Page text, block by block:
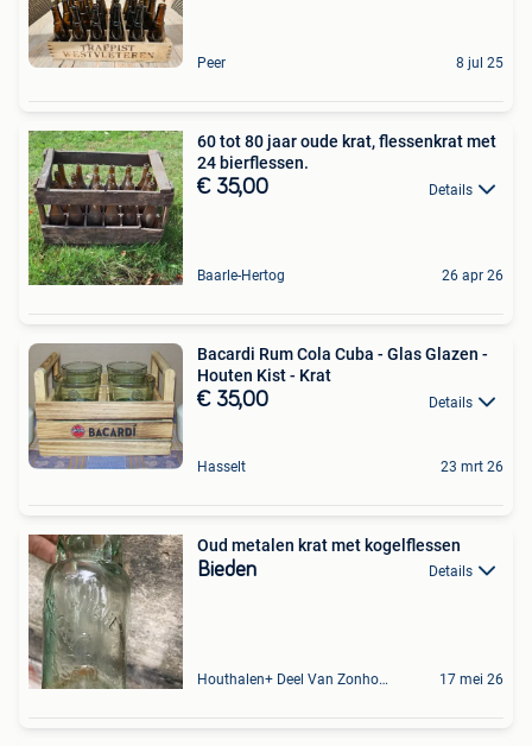
Peer 8 jul 25
60 tot 80 jaar oude krat, flessenkrat met
24 bierflessen.
€ 35,00 Details
Baarle-Hertog 26 apr 26
Bacardi Rum Cola Cuba - Glas Glazen -
Houten Kist - Krat
€ 35,00 Details
Hasselt 23 mrt 26
Oud metalen krat met kogelflessen
Bieden Details
Houthalen+ Deel Van Zonhoven En Zolder 17 mei 26